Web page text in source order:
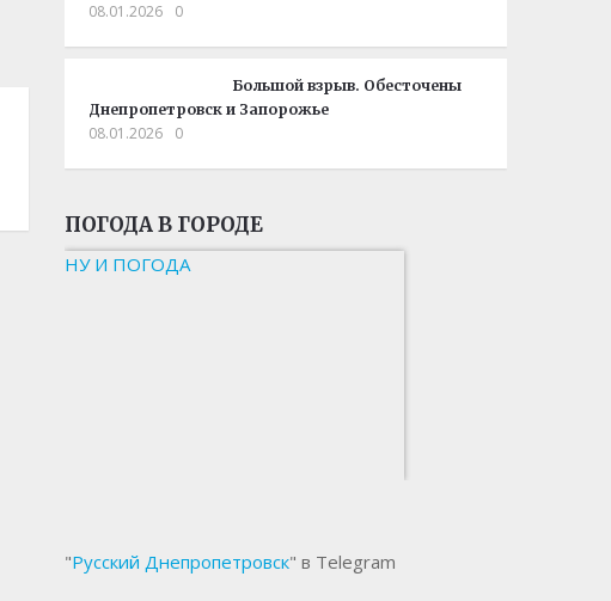
08.01.2026 0
Большой взрыв. Обесточены
Днепропетровск и Запорожье
08.01.2026 0
ПОГОДА В ГОРОДЕ
НУ И ПОГОДА
"Русский Днепропетровск" в Telegram